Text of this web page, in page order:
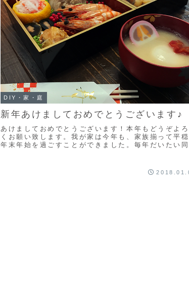
DIY・家・庭
新年あけましておめでとうございます♪
あけましておめでとうございます！本年もどうぞよろ
くお願い致します。我が家は今年も、家族揃って平穏
年末年始を過ごすことができました。毎年だいたい同